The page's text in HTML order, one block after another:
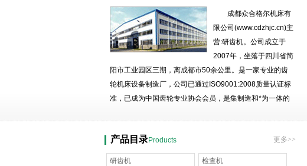
成都众合格尔机床有
限公司(www.cdzhjc.cn)主
营:研齿机。公司成立于
2007年，坐落于四川省简
阳市工业园区三期，离成都市50余公里。是一家专业的齿
轮机床设备制造厂，公司已通过ISO9001:2008质量认证标
准，已成为中国齿轮专业协会会员，是集制造和*为一体的
一批善开发、钻技术...
产品目录Products 更多>>
研齿机 检查机